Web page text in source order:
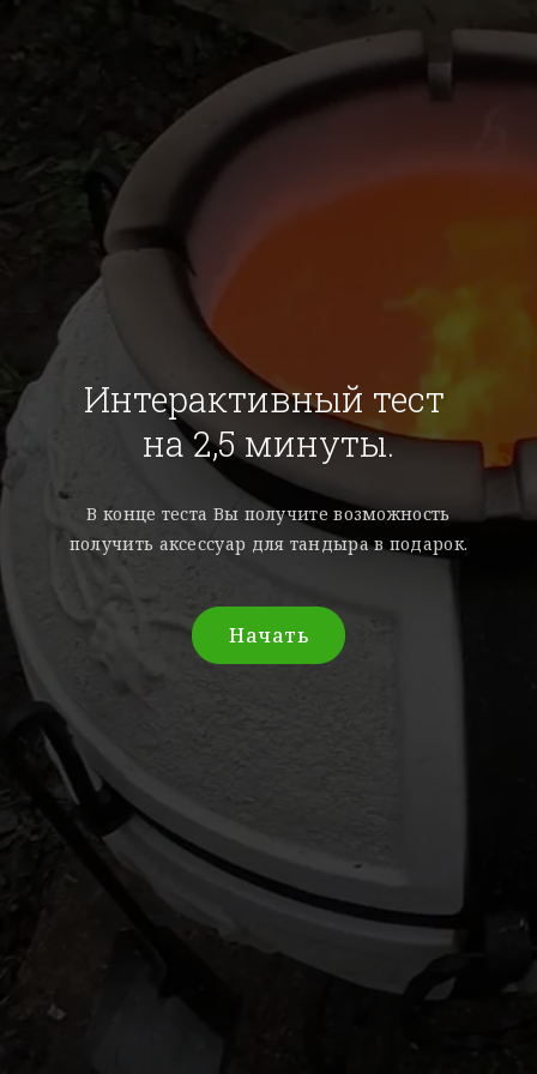
Интерактивный тест
на 2,5 минуты.
В конце теста Вы получите возможность
получить аксессуар для тандыра в подарок.
Начать